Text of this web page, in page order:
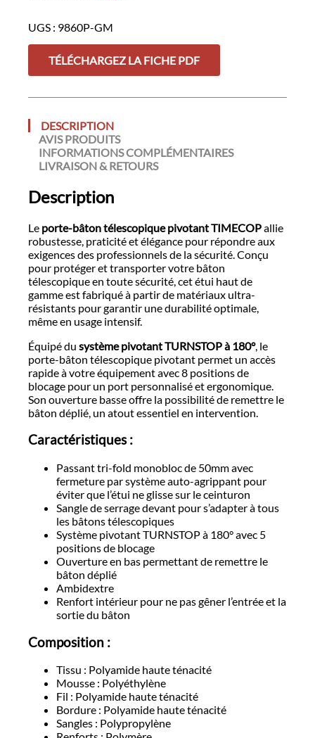
UGS : 9860P-GM
TÉLÉCHARGEZ LA FICHE PDF
DESCRIPTION
AVIS PRODUITS
INFORMATIONS COMPLÉMENTAIRES
LIVRAISON & RETOURS
Description
Le porte-bâton télescopique pivotant TIMECOPallie
robustesse, praticité et élégance pour répondre aux
exigences des professionnels de la sécurité. Conçu
pour protéger et transporter votre bâton
télescopique en toute sécurité, cet étui haut de
gamme est fabriqué à partir de matériaux ultra-
résistants pour garantir une durabilité optimale,
même en usage intensif.
Équipé du système pivotant TURNSTOP à 180°, le
porte-bâton télescopique pivotant permet un accès
rapide à votre équipement avec 8 positions de
blocage pour un port personnalisé et ergonomique.
Son ouverture basse offre la possibilité de remettre le
bâton déplié, un atout essentiel en intervention.
Caractéristiques :
Passant tri-fold monobloc de 50mm avec
fermeture par système auto-agrippant pour
éviter que l’étui ne glisse sur le ceinturon
Sangle de serrage devant pour s’adapter à tous
les bâtons télescopiques
Système pivotant TURNSTOP à 180° avec 5
positions de blocage
Ouverture en bas permettant de remettre le
bâton déplié
Ambidextre
Renfort intérieur pour ne pas gêner l’entrée et la
sortie du bâton
Composition :
Tissu : Polyamide haute ténacité
Mousse : Polyéthylène
Fil : Polyamide haute ténacité
Bordure : Polyamide haute ténacité
Sangles : Polypropylène